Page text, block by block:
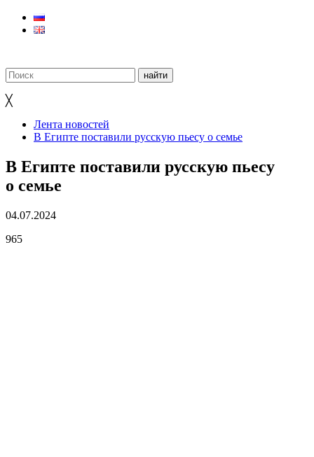
╳
Лента новостей
В Египте поставили русскую пьесу о семье
В Египте поставили русскую пьесу
о семье
04.07.2024
965